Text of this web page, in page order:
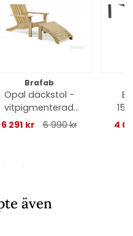
Brafab
Opal däckstol -
vitpigmenterad
teak
6 291 kr 6 990 kr 4
även